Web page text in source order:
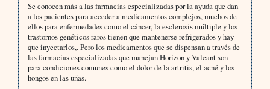
Se conocen más a las farmacias especializadas por la ayuda que dan
a los pacientes para acceder a medicamentos complejos, muchos de
ellos para enfermedades como el cáncer, la esclerosis múltiple y los
trastornos genéticos raros tienen que mantenerse refrigerados y hay
que inyectarlos,. Pero los medicamentos que se dispensan a través de
las farmacias especializadas que manejan Horizon y Valeant son
para condiciones comunes como el dolor de la artritis, el acné y los
hongos en las uñas.